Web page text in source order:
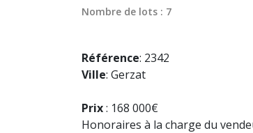
Nombre de lots : 7
Référence: 2342
Ville: Gerzat
Prix: 168 000€
Honoraires à la charge du